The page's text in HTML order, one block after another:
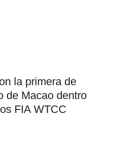
la primera de
de Macao dentro
FIA WTCC